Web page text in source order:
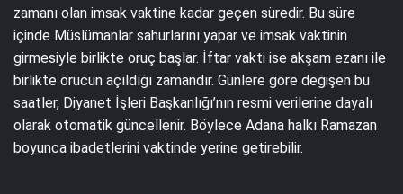
zamanı olan imsak vaktine kadar geçen süredir. Bu süre
içinde Müslümanlar sahurlarını yapar ve imsak vaktinin
girmesiyle birlikte oruç başlar. İftar vakti ise akşam ezanı ile
birlikte orucun açıldığı zamandır. Günlere göre değişen bu
saatler, Diyanet İşleri Başkanlığı’nın resmi verilerine dayalı
olarak otomatik güncellenir. Böylece Adana halkı Ramazan
boyunca ibadetlerini vaktinde yerine getirebilir.